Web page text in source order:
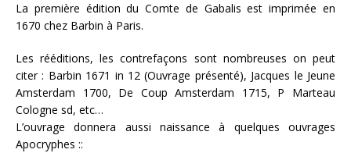
La première édition du Comte de Gabalis est imprimée en
1670 chez Barbin à Paris.
Les rééditions, les contrefaçons sont nombreuses on peut
citer : Barbin 1671 in 12 (Ouvrage présenté), Jacques le Jeune
Amsterdam 1700, De Coup Amsterdam 1715, P Marteau
Cologne sd, etc…
L’ouvrage donnera aussi naissance à quelques ouvrages
Apocryphes ::